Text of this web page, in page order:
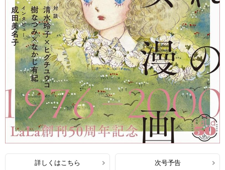
詳しくはこちら 次号予告